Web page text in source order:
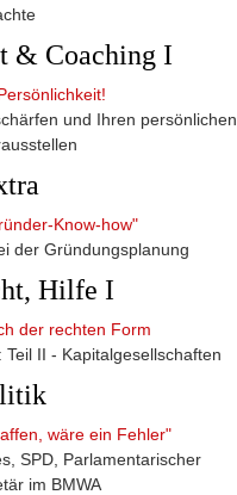
& Coaching I
und Ihren persönlichen
Know-how"
der Gründungs­planung
Hilfe I
der rechten Form
II ­- Kapitalgesellschaften
wäre ein Fehler"
SPD, Parlamentarischer
im BMWA